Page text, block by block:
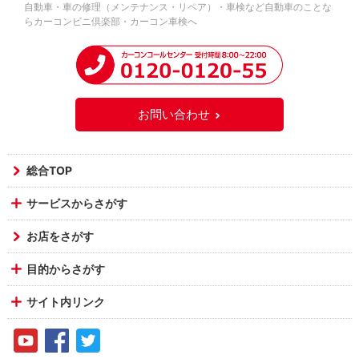
自動車・車の修理（メンテナンス・リペア）・車検など自動車のことな
らカーコンビニ倶楽部・カーコン車検へ
お問い合わせ
総合TOP
サービスからさがす
お店をさがす
目的からさがす
サイト内リンク